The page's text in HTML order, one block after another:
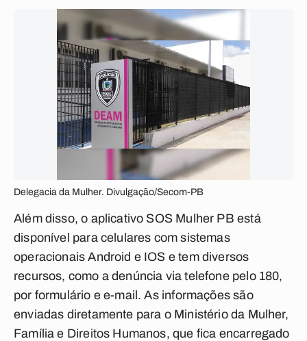
Delegacia da Mulher. Divulgação/Secom-PB
Além disso, o aplicativo SOS Mulher PB está
disponível para celulares com sistemas
operacionais Android e IOS e tem diversos
recursos, como a denúncia via telefone pelo 180,
por formulário e e-mail. As informações são
enviadas diretamente para o Ministério da Mulher,
Família e Direitos Humanos, que fica encarregado